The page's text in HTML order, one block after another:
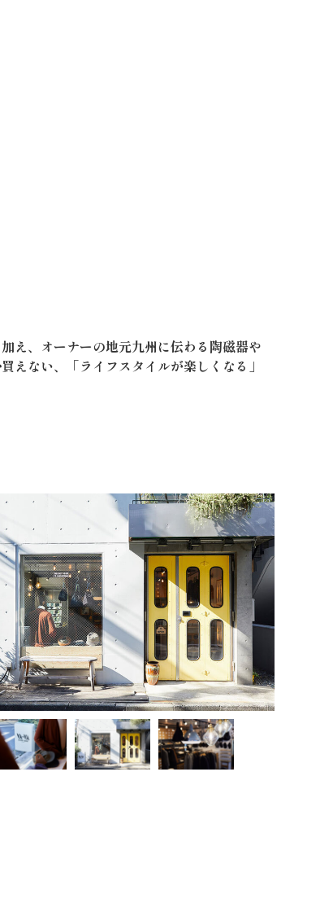
え、オーナーの地元九州に伝わる陶磁器や
えない、「ライフスタイルが楽しくなる」